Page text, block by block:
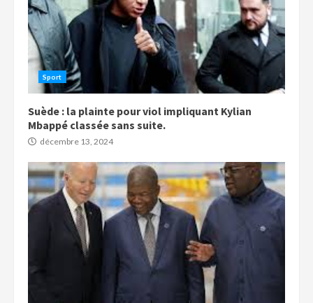
Sport
Suède : la plainte pour viol impliquant Kylian
Mbappé classée sans suite.
décembre 13, 2024